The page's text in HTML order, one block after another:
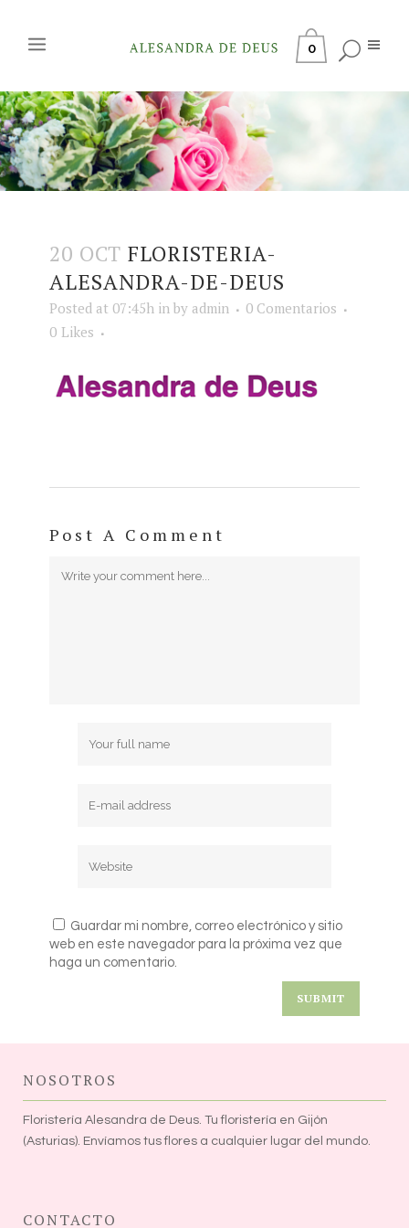
0
20 OCT FLORISTERIA-
ALESANDRA-DE-DEUS
Posted at 07:45h in by admin
0 Comentarios
0 Likes
Post A Comment
Guardar mi nombre, correo electrónico y sitio
web en este navegador para la próxima vez que
haga un comentario.
NOSOTROS
Floristería Alesandra de Deus. Tu floristería en Gijón
(Asturias). Envíamos tus flores a cualquier lugar del mundo.
CONTACTO